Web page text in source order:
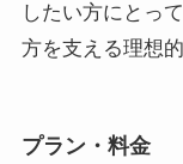
したい方にとっ
方を支える理想
プラン・料金